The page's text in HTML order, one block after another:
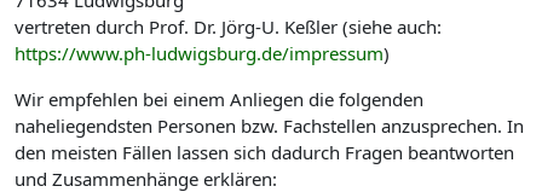
vertreten durch Prof. Dr. Jörg-U. Keßler (siehe auch:
https://www.ph-ludwigsburg.de/impressum)
Wir empfehlen bei einem Anliegen die folgenden
naheliegendsten Personen bzw. Fachstellen anzusprechen. In
den meisten Fällen lassen sich dadurch Fragen beantworten
und Zusammenhänge erklären: